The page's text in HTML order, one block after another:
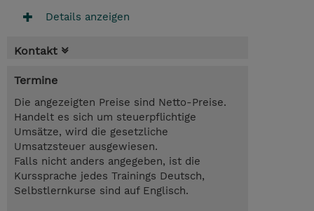
Details anzeigen
Kontakt
Termine
Die angezeigten Preise sind Netto-Preise.
Handelt es sich um steuerpflichtige
Umsätze, wird die gesetzliche
Umsatzsteuer ausgewiesen.
Falls nicht anders angegeben, ist die
Kurssprache jedes Trainings Deutsch,
Selbstlernkurse sind auf Englisch.